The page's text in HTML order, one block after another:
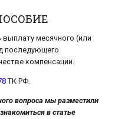
месячного (или
последующего
компенсации.
ТК РФ.
вопроса мы разместили
в статье